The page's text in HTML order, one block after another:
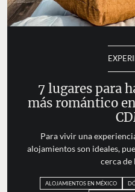
7 lugares para
más romántico
Para vivir una
alojamientos son ideales,
cerca de
ALOJAMIENTOS EN MÉXICO